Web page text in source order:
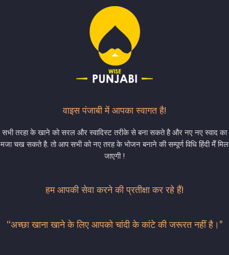
वाइस पंजाबी में आपका स्वागत है!
सभी तरहा के खाने को सरल और स्वादिस्ट तरीके से बना सकते है और नए नए स्वाद का
मजा चख सकते है. तो आप सभी को नए तरह के भोजन बनाने की सम्पूर्ण विधि हिंदी मेँ मिल
जाएगी !
हम आपकी सेवा करने की प्रतीक्षा कर रहे हैं!
“अच्छा खाना खाने के लिए आपको चांदी के कांटे की जरूरत नहीं है।”